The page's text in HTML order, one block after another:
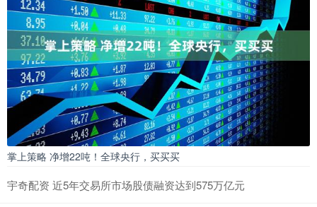
掌上策略 净增22吨！全球央行，买买买
宇奇配资 近5年交易所市场股债融资达到575万亿元